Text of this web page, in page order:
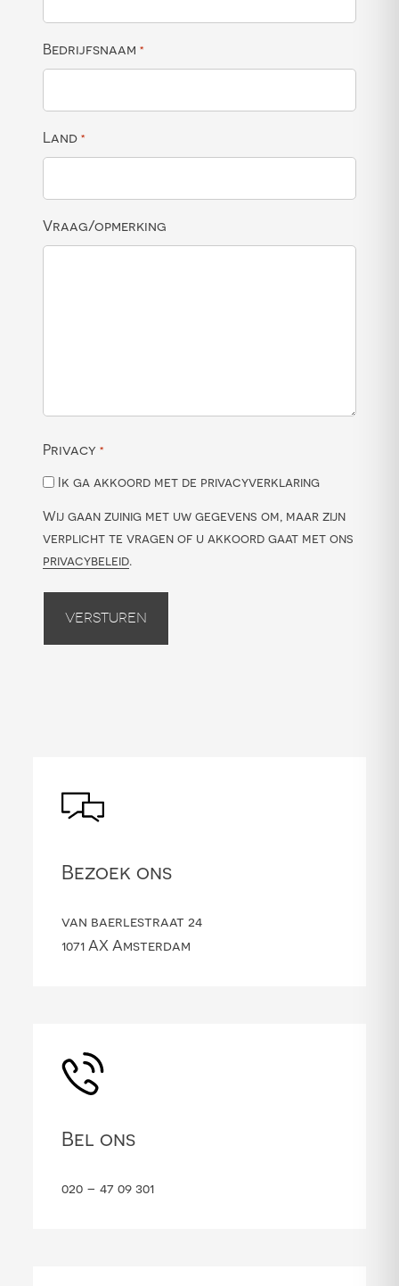
Bedrijfsnaam *
Land *
Vraag/opmerking
Privacy *
Ik ga akkoord met de privacyverklaring
Wij gaan zuinig met uw gegevens om, maar zijn
verplicht te vragen of u akkoord gaat met ons
privacybeleid.
Versturen
Bezoek ons
van baerlestraat 24
1071 AX Amsterdam
Bel ons
020 – 47 09 301